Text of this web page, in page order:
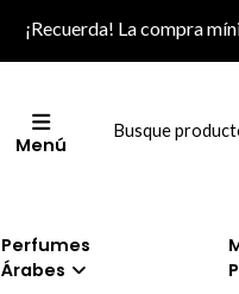
¡Recuerda! La compra
Menú
Perfumes
Árabes